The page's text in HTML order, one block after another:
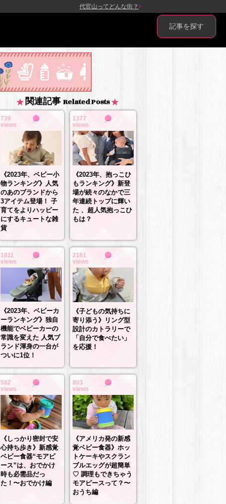
代官山ってどんな街？
関連記事 Related Posts
739
views
《2023年、ベビー小
物ランキング》人気
のあのブランドから
3アイテム登場！ 子
育てをよりハッピー
にするキュートな雑
貨
1377
views
《2023年、抱っこひ
もランキング》新登
場が続々のなかで三
年連続トップに輝い
た 、超人気抱っこひ
もは？
1811
views
《2023年、ベビーカ
ーランキング》独自
機能でベビーカーの
常識を変えた 人気ブ
ランド渾身の一台が
ついに1位！
2161
views
《子どもの気持ちに
寄り添う》リング型
設計のカトラリーで
「自分で食べたい」
を応援！
582
views
《しっかり密封で安
心持ち歩き》新感覚
ベビー食器“モアピ
ース”は、おでかけ
時も必需品だっ
た！〜おでかけ編
803
views
《アメリカ発の新感
覚ベビー食器》ホッ
トケーキやスクラン
ブルエッグが超簡単
♡ 調理もできちゃう
モアピースって？〜
おうち編
記事を探す